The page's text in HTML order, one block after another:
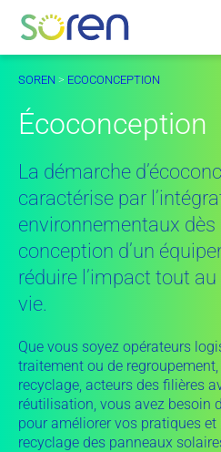
SOREN > ECOCONCEPTION
Écoconception
La démarche
caractérise par
environnementaux dès
conception d’un
réduire l’impact tout
vie.
Que vous soyez opérateurs
traitement ou de
recyclage, acteurs des filières
réutilisation, vous avez besoin
pour améliorer vos pratiques
recyclage des panneaux